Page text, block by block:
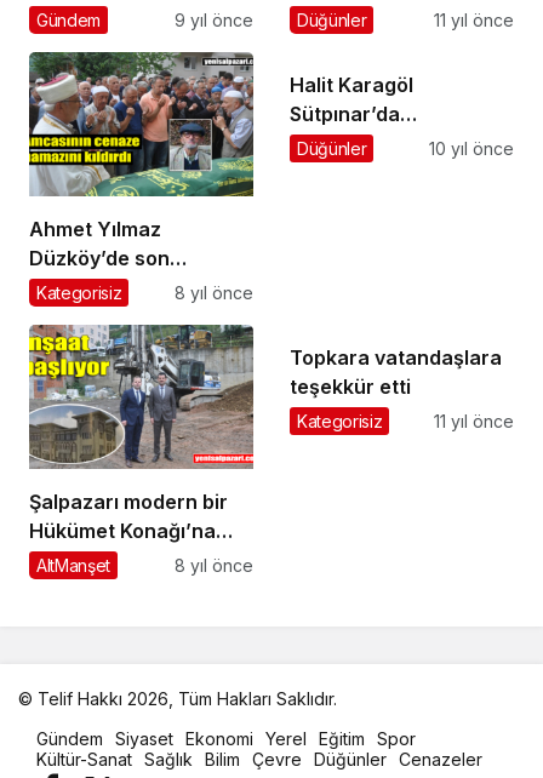
seslendi
Gündem 9 yıl önce
düğününe katıldı
Düğünler 11 yıl önce
Ahmet Yılmaz
Düzköy’de son
yolculuğuna uğurlandı
Kategorisiz 8 yıl önce
Halit Karagöl
Sütpınar’da
gözyaşlarıyla toprağa
Düğünler 10 yıl önce
Şalpazarı modern bir
Hükümet Konağı’na
kavuşacak
AltManşet 8 yıl önce
Topkara vatandaşlara
teşekkür etti
Kategorisiz 11 yıl önce
© Telif Hakkı 2026, Tüm Hakları Saklıdır.
oto
kiralama
Gündem Siyaset Ekonomi Yerel Eğitim
Spor
Kültür-Sanat Sağlık Bilim Çevre Düğünler Cenazeler